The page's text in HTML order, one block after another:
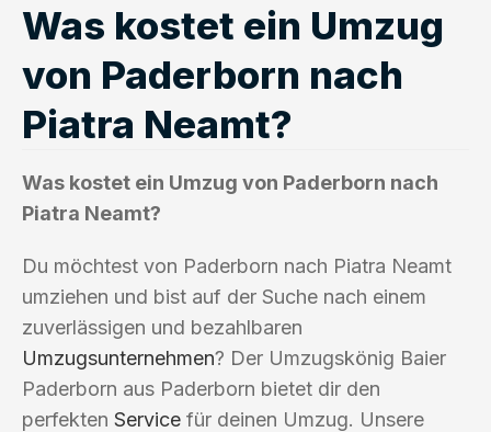
Was kostet ein Umzug
von Paderborn nach
Piatra Neamt?
Was kostet ein Umzug von Paderborn nach
Piatra Neamt?
Du möchtest von Paderborn nach Piatra Neamt
umziehen und bist auf der Suche nach einem
zuverlässigen und bezahlbaren
Umzugsunternehmen? Der Umzugskönig Baier
Paderborn aus Paderborn bietet dir den
perfekten Service für deinen Umzug. Unsere